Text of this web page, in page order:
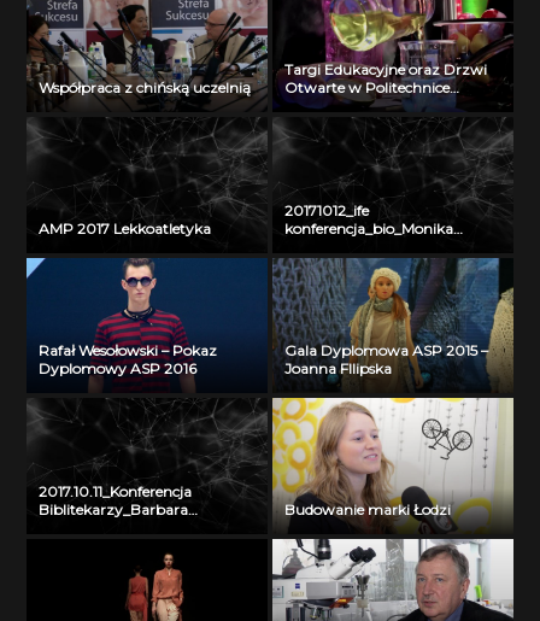
Współpraca z chińską uczelnią
Targi Edukacyjne oraz Drzwi
Otwarte w Politechnice
Łódzkiej
AMP 2017 Lekkoatletyka
20171012_ife
konferencja_bio_Monika
Rafał Wesołowski – Pokaz
Dyplomowy ASP 2016
Gala Dyplomowa ASP 2015 –
Joanna FIlipska
2017.10.11_Konferencja
Biblitekarzy_Barbara
Budowanie marki Łodzi